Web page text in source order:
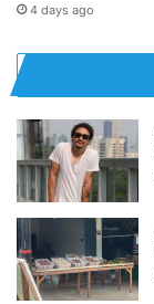
4 days ago